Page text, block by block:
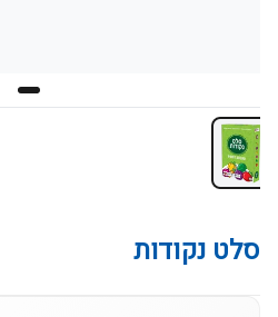
סלט נקודות